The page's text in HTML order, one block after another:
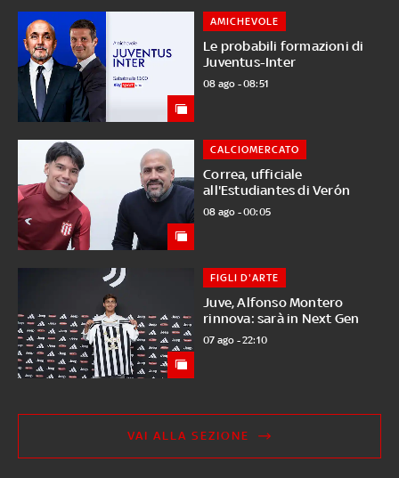
Le probabili formazioni di
Juventus-Inter
AMICHEVOLE
08 ago - 08:51
Correa, ufficiale
all'Estudiantes di Verón
CALCIOMERCATO
08 ago - 00:05
Juve, Alfonso Montero
rinnova: sarà in Next Gen
FIGLI D'ARTE
07 ago - 22:10
VAI ALLA SEZIONE